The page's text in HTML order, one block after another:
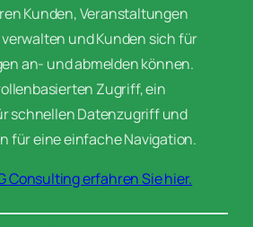
Kunden, Veranstaltungen
und Kunden sich für
an- und abmelden können.
Zugriff, ein
schnellen Datenzugriff und
für eine einfache Navigation.
Consulting erfahren Sie hier.